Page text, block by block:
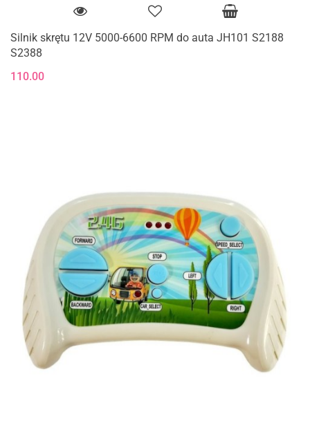
Silnik skrętu 12V 5000-6600 RPM do auta JH101 S2188
S2388
110.00